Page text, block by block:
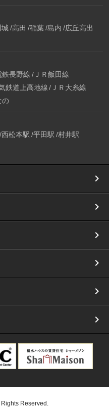
城 高田 稲葉 島内 広丘高出
鉄長野線 ＪＲ飯田線
鉄道上高地線
ＪＲ大糸線
の
西松本駅 平田駅 村井駅
Reserved.